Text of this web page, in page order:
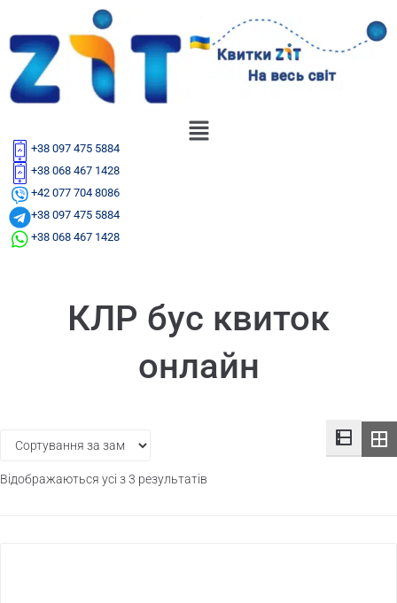
+38 097 475 5884
+38 068 467 1428
+42 077 704 8086
+38 097 475 5884
+38 068 467 1428
КЛР бус квиток
онлайн
Відображаються усі з 3 результатів